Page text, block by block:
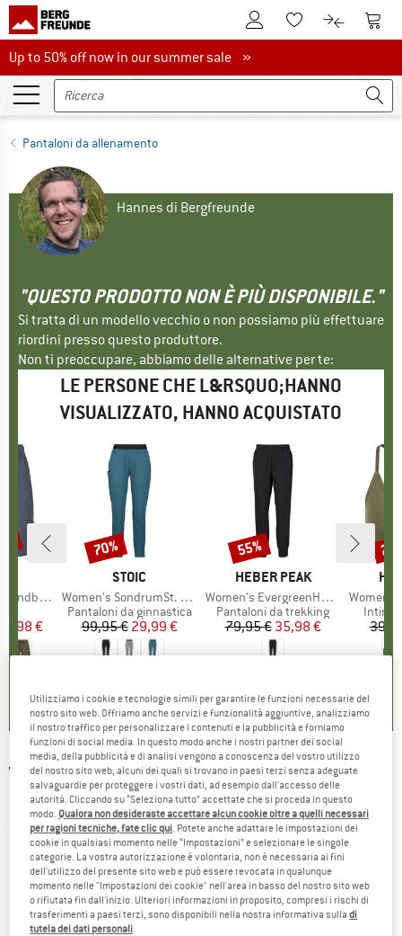
Al conto clienteAlla lista
Al Al
Up to 50% off now in our summer sale
Up to 50% off now in our summer sale »
Pantaloni da allenamento
Hannes di Bergfreunde
"QUESTO PRODOTTO NON È PIÙ DISPONIBILE."
Si tratta di un modello vecchio o non possiamo più effettuare
riordini presso questo produttore.
Non ti preoccupare, abbiamo delle alternative per te:
LE PERSONE CHE L&RSQUO;HANNO
VISUALIZZATO, HANNO ACQUISTATO
Shorts
prodotti
ridotto
€
MARCHIO
STOIC
Articolo
Women's SondrumSt. Light Pants
Gruppo di prodotti
Pantaloni da ginnastica
Prezzo
99,95 € Prezzo ridotto
29,99 €
Sconto
70%
MARCHIO
HEBER PEAK
Articolo
Women's EvergreenHe. Light Pants
Gruppo di prodotti
Pantaloni da trekking
Prezzo
79,95 € Prezzo ridotto
35,98 €
Sconto
55%
Articolo
Women's
Intimo
VENICE BEACH - Brandy Pants 1/1 -
Pantaloni da allenamento
(0)
Utilizziamo i cookie e tecnologie simili per garantire le funzioni necessarie del
nostro sito web. Offriamo anche servizi e funzionalità aggiuntive, analizziamo
il nostro traffico per personalizzare i contenuti e la pubblicità e forniamo
funzioni di social media. In questo modo anche i nostri partner dei social
media, della pubblicità e di analisi vengono a conoscenza del vostro utilizzo
del nostro sito web; alcuni dei quali si trovano in paesi terzi senza adeguate
salvaguardie per proteggere i vostri dati, ad esempio dall'accesso delle
autorità. Cliccando su “Seleziona tutto” accettate che si proceda in questo
modo. Qualora non desideraste accettare alcun cookie oltre a quelli necessari
per ragioni tecniche, fate clic qui . Potete anche adattare le impostazioni dei
cookie in qualsiasi momento nelle “Impostazioni” e selezionare le singole
categorie. La vostra autorizzazione è volontaria, non è necessaria ai fini
dell'utilizzo del presente sito web e può essere revocata in qualunque
momento nelle "Impostazioni dei cookie" nell'area in basso del nostro sito web
o rifiutata fin dall'inizio. Ulteriori informazioni in proposito, compresi i rischi di
trasferimenti a paesi terzi, sono disponibili nella nostra informativa sulladi
tutela dei dati personali